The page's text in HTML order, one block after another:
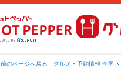
前のページへ戻る グルメ・予約情報 全国